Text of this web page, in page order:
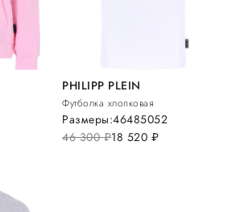
PHILIPP PLEIN
Футболка хлопковая
46 300руб.18 520 руб.
Размеры:46485052